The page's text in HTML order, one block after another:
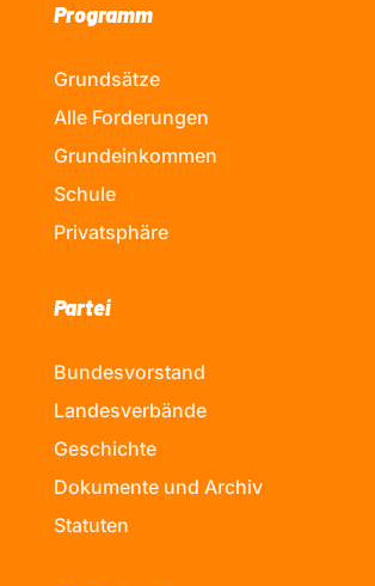
Programm
Grundsätze
Alle Forderungen
Grundeinkommen
Schule
Privatsphäre
Partei
Bundesvorstand
Landesverbände
Geschichte
Dokumente und Archiv
Statuten